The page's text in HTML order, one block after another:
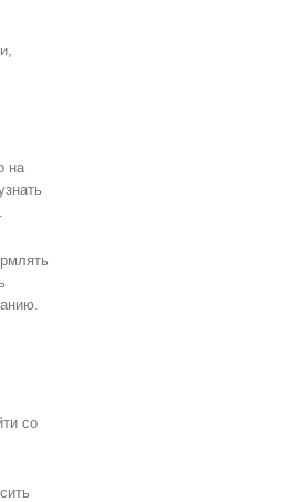
на
со